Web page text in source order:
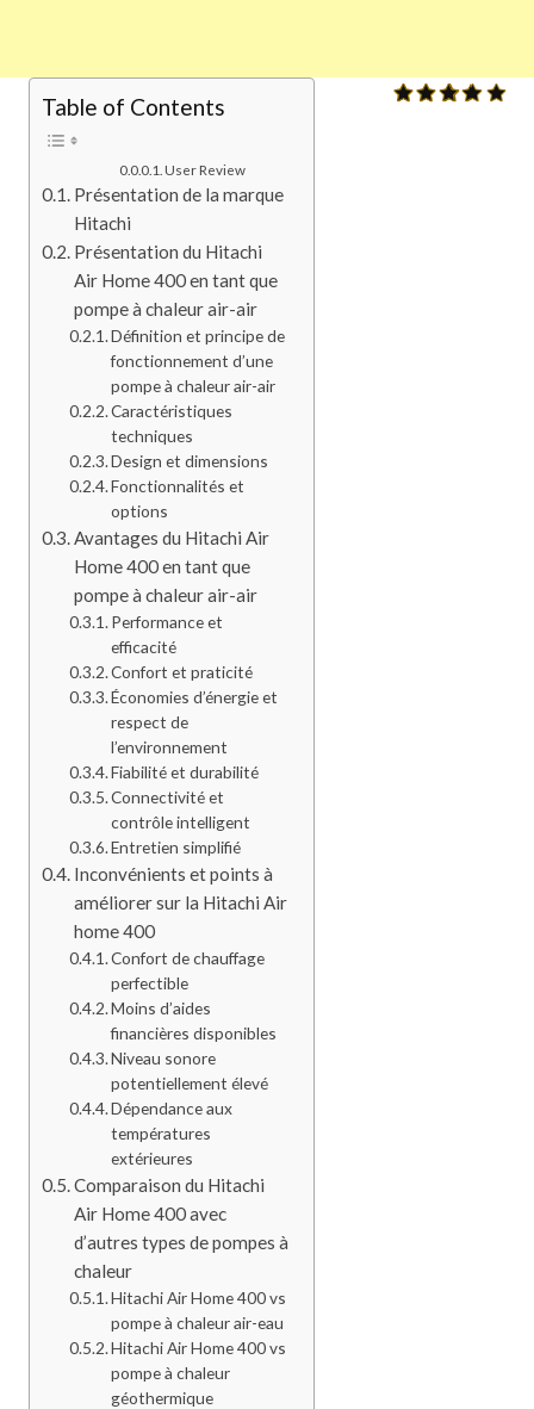
Table of Contents
User Review
Présentation de la marque
Hitachi
Présentation du Hitachi
Air Home 400 en tant que
pompe à chaleur air-air
Définition et principe de
fonctionnement d’une
pompe à chaleur air-air
Caractéristiques
techniques
Design et dimensions
Fonctionnalités et
options
Avantages du Hitachi Air
Home 400 en tant que
pompe à chaleur air-air
Performance et
efficacité
Confort et praticité
Économies d’énergie et
respect de
l’environnement
Fiabilité et durabilité
Connectivité et
contrôle intelligent
Entretien simplifié
Inconvénients et points à
améliorer sur la Hitachi Air
home 400
Confort de chauffage
perfectible
Moins d’aides
financières disponibles
Niveau sonore
potentiellement élevé
Dépendance aux
températures
extérieures
Comparaison du Hitachi
Air Home 400 avec
d’autres types de pompes à
chaleur
Hitachi Air Home 400 vs
pompe à chaleur air-eau
Hitachi Air Home 400 vs
pompe à chaleur
géothermique